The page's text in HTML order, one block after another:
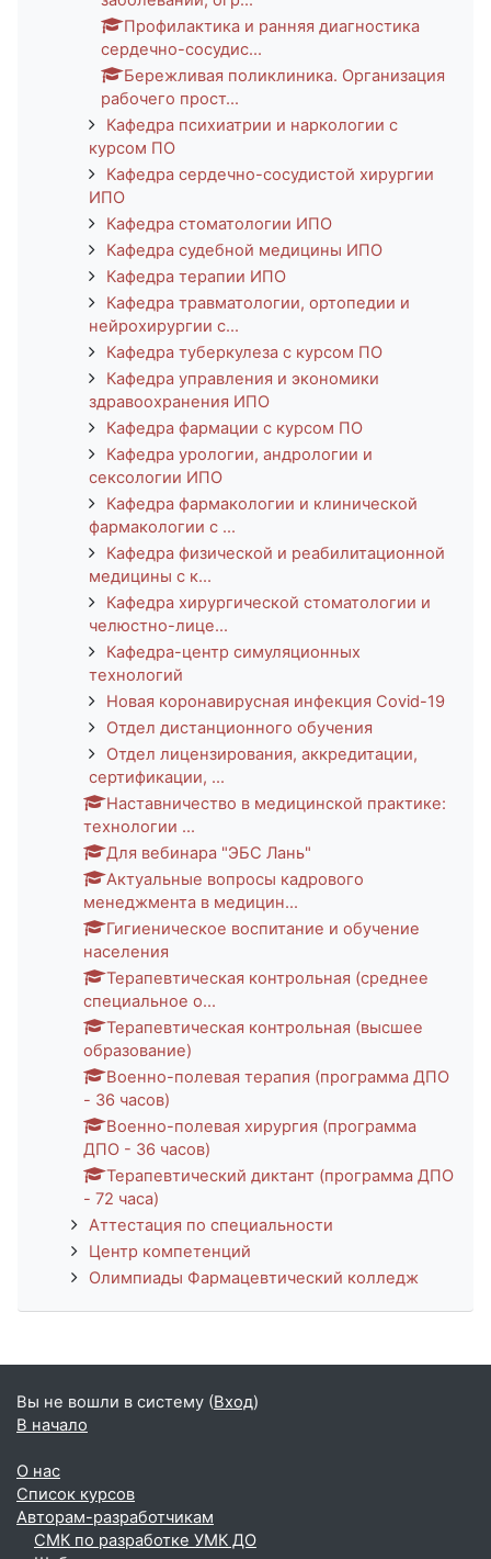
Профилактика и ранняя диагностика
сердечно-сосудис...
Бережливая поликлиника. Организация
рабочего прост...
Кафедра психиатрии и наркологии с
курсом ПО
Кафедра сердечно-сосудистой хирургии
ИПО
Кафедра стоматологии ИПО
Кафедра судебной медицины ИПО
Кафедра терапии ИПО
Кафедра травматологии, ортопедии и
нейрохирургии с...
Кафедра туберкулеза с курсом ПО
Кафедра управления и экономики
здравоохранения ИПО
Кафедра фармации с курсом ПО
Кафедра урологии, андрологии и
сексологии ИПО
Кафедра фармакологии и клинической
фармакологии с ...
Кафедра физической и реабилитационной
медицины с к...
Кафедра хирургической стоматологии и
челюстно-лице...
Кафедра-центр симуляционных
технологий
Новая коронавирусная инфекция Covid-19
Отдел дистанционного обучения
Отдел лицензирования, аккредитации,
сертификации, ...
Наставничество в медицинской практике:
технологии ...
Для вебинара "ЭБС Лань"
Актуальные вопросы кадрового
менеджмента в медицин...
Гигиеническое воспитание и обучение
населения
Терапевтическая контрольная (среднее
специальное о...
Терапевтическая контрольная (высшее
образование)
Военно-полевая терапия (программа ДПО
- 36 часов)
Военно-полевая хирургия (программа
ДПО - 36 часов)
Терапевтический диктант (программа ДПО
- 72 часа)
Аттестация по специальности
Центр компетенций
Олимпиады Фармацевтический колледж
Вы не вошли в систему (Вход)
В начало
О нас
Список курсов
Авторам-разработчикам
СМК по разработке УМК ДО